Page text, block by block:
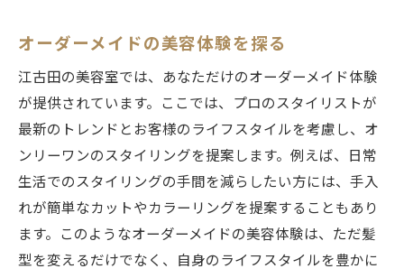
オーダーメイドの美容体験を探る
江古田の美容室では、あなただけのオーダーメイド体験
が提供されています。ここでは、プロのスタイリストが
最新のトレンドとお客様のライフスタイルを考慮し、オ
ンリーワンのスタイリングを提案します。例えば、日常
生活でのスタイリングの手間を減らしたい方には、手入
れが簡単なカットやカラーリングを提案することもあり
ます。このようなオーダーメイドの美容体験は、ただ髪
型を変えるだけでなく、自身のライフスタイルを豊かに